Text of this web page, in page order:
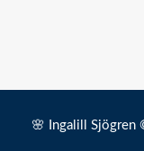
🌸 Ingalill Sjögren